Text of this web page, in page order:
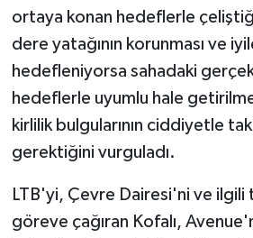
ortaya konan hedeflerle
dere yatağının korunması ve
hedefleniyorsa sahadaki
hedeflerle uyumlu hale
kirlilik bulgularının ciddiyetle
gerektiğini vurguladı.
LTB'yi, Çevre Dairesi'ni ve ilgili
göreve çağıran Kofalı,